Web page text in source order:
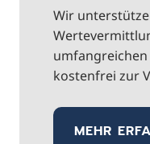
Wir
kostenfrei zur
MEHR